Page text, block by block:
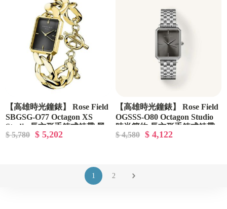
【高雄時光鐘錶】 Rose Field
SBGSG-O77 Octagon XS
Studio 長方形手鍊式錶帶 黑
面
$ 5,780 $ 5,202
【高雄時光鐘錶】 Rose Field
OGSSS-O80 Octagon Studio
時尚簡約 長方形手鍊式錶帶
女錶
$ 4,580 $ 4,122
1 2